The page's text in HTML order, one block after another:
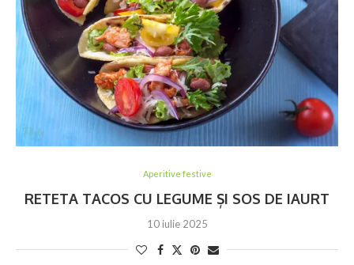
Aperitive festive
RETETA TACOS CU LEGUME ȘI SOS DE IAURT
10 iulie 2025